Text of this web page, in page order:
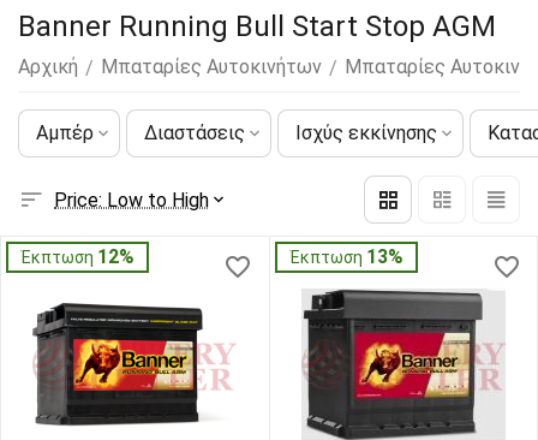
Banner Running Bull Start Stop AGM
Αρχική / Μπαταρίες Αυτοκινήτων / Μπαταρίες
Αμπέρ Διαστάσεις Ισχύς εκκίνησης
Price: Low to High
Έκπτωση 12% Έκπτωση 13%